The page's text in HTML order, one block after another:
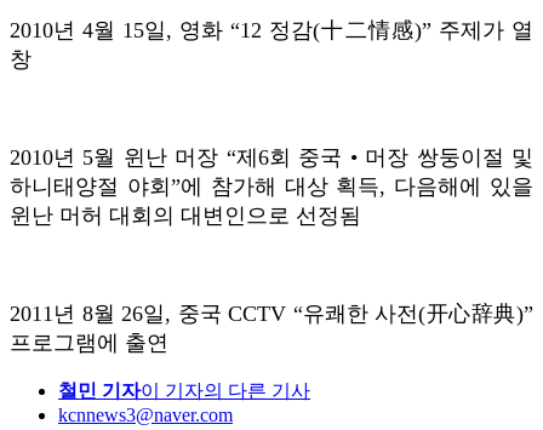
2010년 4월 15일, 영화 “12 정감(十二情感)” 주제가 열
창
2010년 5월 윈난 머장 “제6회 중국 • 머장 쌍둥이절 및
하니태양절 야회”에 참가해 대상 획득, 다음해에 있을
윈난 머허 대회의 대변인으로 선정됨
2011년 8월 26일, 중국 CCTV “유쾌한 사전(开心辞典)”
프로그램에 출연
철민 기자이 기자의 다른 기사
kcnnews3@naver.com